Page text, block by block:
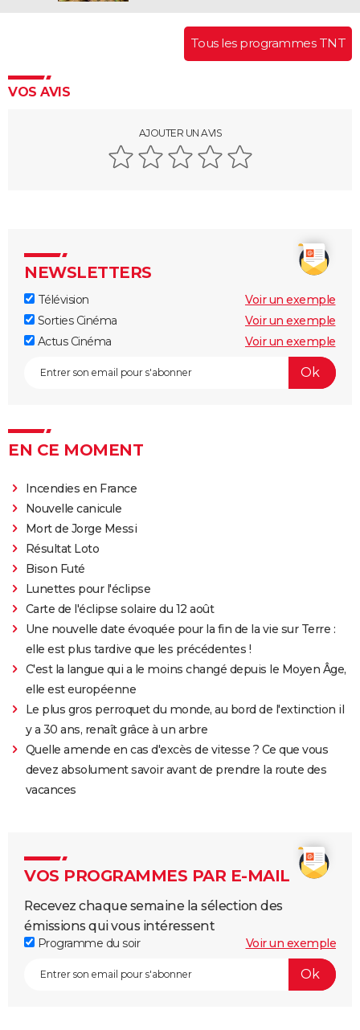
Tous les programmes TNT
VOS AVIS
AJOUTER UN AVIS
NEWSLETTERS
Télévision
Voir un exemple
Sorties Cinéma
Voir un exemple
Actus Cinéma
Voir un exemple
EN CE MOMENT
Incendies en France
Nouvelle canicule
Mort de Jorge Messi
Résultat Loto
Bison Futé
Lunettes pour l'éclipse
Carte de l'éclipse solaire du 12 août
Une nouvelle date évoquée pour la fin de la vie sur Terre :
elle est plus tardive que les précédentes !
C'est la langue qui a le moins changé depuis le Moyen Âge,
elle est européenne
Le plus gros perroquet du monde, au bord de l'extinction il
y a 30 ans, renaît grâce à un arbre
Quelle amende en cas d'excès de vitesse ? Ce que vous
devez absolument savoir avant de prendre la route des
vacances
VOS PROGRAMMES PAR E-MAIL
Recevez chaque semaine la sélection des
émissions qui vous intéressent
Programme du soir Voir un exemple